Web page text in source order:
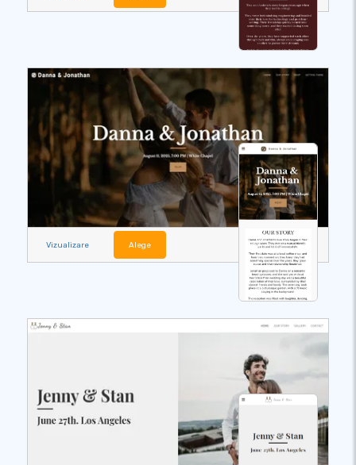
Vizualizare Alege